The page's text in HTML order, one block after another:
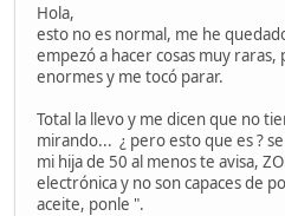
Hola,
esto no es normal, me he
empezó a hacer cosas muy
enormes y me tocó parar.
Total la llevo y me dicen que no
mirando... ¿ pero esto que es ?
mi hija de 50 al menos te avisa,
electrónica y no son capaces de
aceite, ponle ".